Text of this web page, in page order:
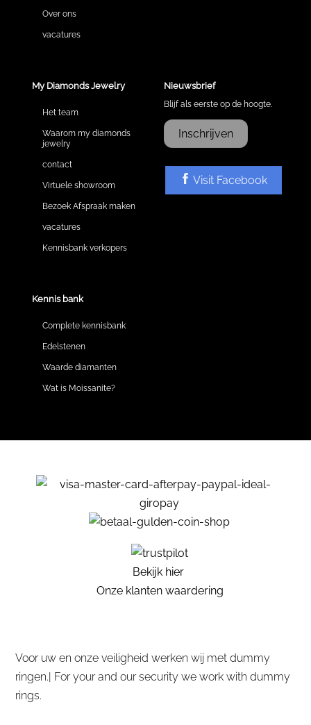
Over ons
vacatures
My Diamonds Jewelry
Het team
Waarom my diamonds
jewelry
contact
Virtuele showroom
Bezoek Afspraak maken
vacatures
Kennisbank verkopers
Kennis bank
Complete kennisbank
Edelstenen
Waarde diamanten
Wat is Moissanite?
Nieuwsbrief
Blijf als eerste op de hoogte.
Inschrijven
Visit Facebook
Bekijk hier
Onze klanten waardering
Voor uw en onze veiligheid werken wij met dummy
ringen.| For your and our security we work with dummy
rings.